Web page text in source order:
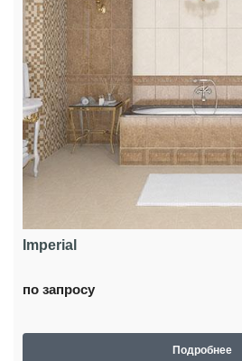
Imperial
по запросу
Подробнее